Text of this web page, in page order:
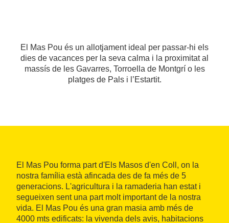
El Mas Pou és un allotjament ideal per passar-hi els
dies de vacances per la seva calma i la proximitat al
massís de les Gavarres, Torroella de Montgrí o les
platges de Pals i l’Estartit.
El Mas Pou forma part d'Els Masos d'en Coll, on la
nostra família està afincada des de fa més de 5
generacions. L'agricultura i la ramaderia han estat i
segueixen sent una part molt important de la nostra
vida. El Mas Pou és una gran masia amb més de
4000 mts edificats: la vivenda dels avis, habitacions